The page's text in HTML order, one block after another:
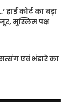
हाई कोर्ट का बड़ा
मुस्लिम पक्ष
एवं भंडारे का